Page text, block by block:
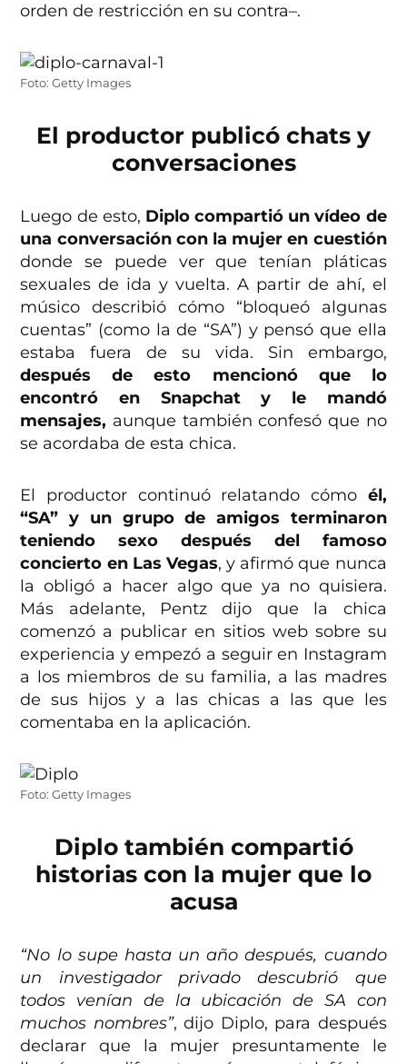
orden de restricción en su contra–.
Foto: Getty Images
El productor publicó chats y
conversaciones
Luego de esto, Diplo compartió un vídeo de
una conversación con la mujer en cuestión
donde se puede ver que tenían pláticas
sexuales de ida y vuelta. A partir de ahí, el
músico describió cómo “bloqueó algunas
cuentas” (como la de “SA”) y pensó que ella
estaba fuera de su vida. Sin embargo,
después de esto mencionó que lo
encontró en Snapchat y le mandó
mensajes, aunque también confesó que no
se acordaba de esta chica.
El productor continuó relatando cómo él,
“SA” y un grupo de amigos terminaron
teniendo sexo después del famoso
concierto en Las Vegas, y afirmó que nunca
la obligó a hacer algo que ya no quisiera.
Más adelante, Pentz dijo que la chica
comenzó a publicar en sitios web sobre su
experiencia y empezó a seguir en Instagram
a los miembros de su familia, a las madres
de sus hijos y a las chicas a las que les
comentaba en la aplicación.
Foto: Getty Images
Diplo también compartió
historias con la mujer que lo
acusa
“No lo supe hasta un año después, cuando
un investigador privado descubrió que
todos venían de la ubicación de SA con
muchos nombres”, dijo Diplo, para después
declarar que la mujer presuntamente le